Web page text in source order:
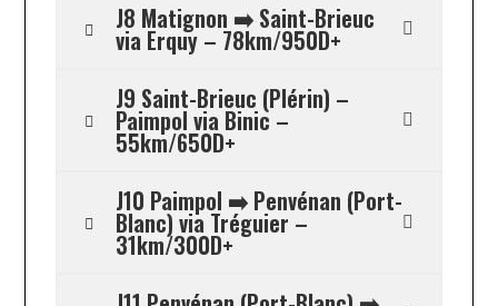
J8 Matignon ➡️ Saint-Brieuc
via Erquy – 78km/950D+
J9 Saint-Brieuc (Plérin) –
Paimpol via Binic –
55km/650D+
J10 Paimpol ➡️ Penvénan (Port-
Blanc) via Tréguier –
31km/300D+